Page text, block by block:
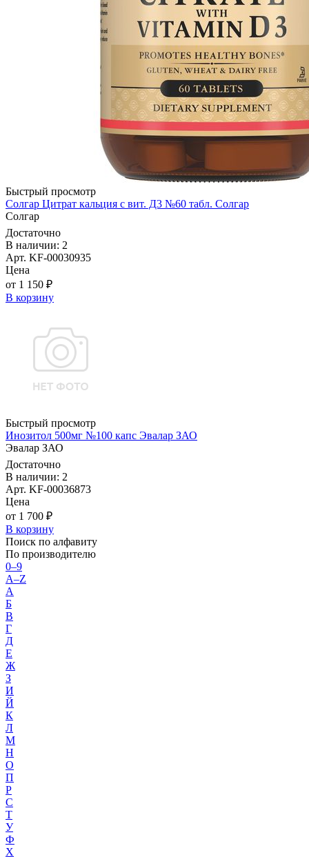
Быстрый просмотр
Солгар Цитрат кальция с вит. Д3 №60 табл. Солгар
Солгар
Достаточно
В наличии: 2
Арт. KF-00030935
Цена
от 1 150 ₽
В корзину
Быстрый просмотр
Инозитол 500мг №100 капс Эвалар ЗАО
Эвалар ЗАО
Достаточно
В наличии: 2
Арт. KF-00036873
Цена
от 1 700 ₽
В корзину
Поиск по алфавиту
По производителю
0–9
A–Z
А
Б
В
Г
Д
Е
Ж
З
И
Й
К
Л
М
Н
О
П
Р
С
Т
У
Ф
Х